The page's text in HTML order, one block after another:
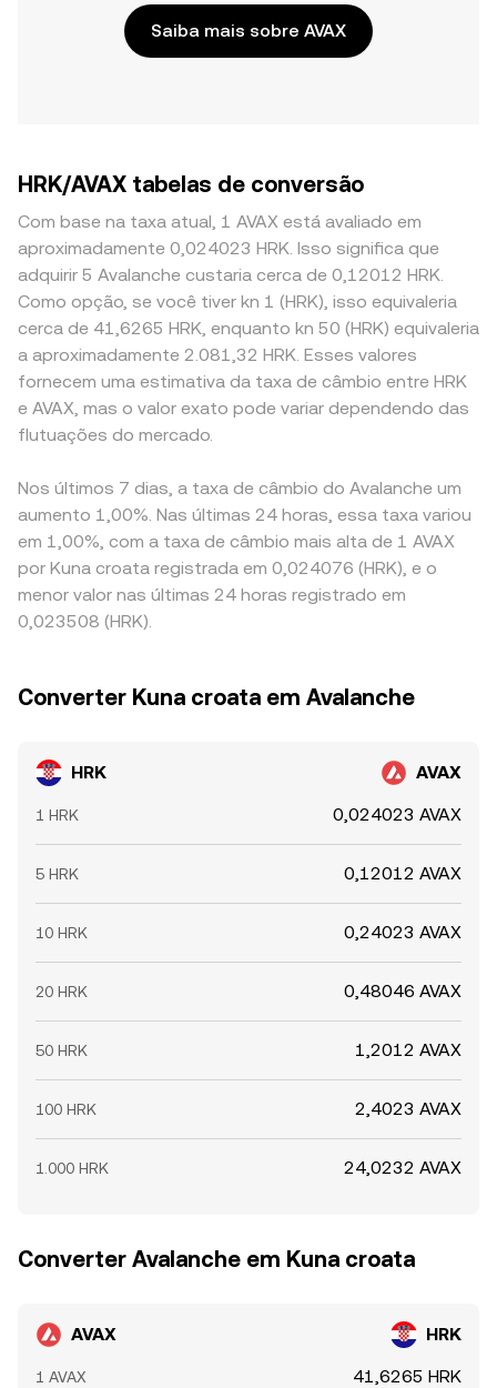
Saiba mais sobre AVAX
HRK/AVAX tabelas de conversão
Com base na taxa atual, 1 AVAX está avaliado em
aproximadamente 0,024023 HRK. Isso significa que
adquirir 5 Avalanche custaria cerca de 0,12012 HRK.
Como opção, se você tiver kn 1 (HRK), isso equivaleria
cerca de 41,6265 HRK, enquanto kn 50 (HRK) equivaleria
a aproximadamente 2.081,32 HRK. Esses valores
fornecem uma estimativa da taxa de câmbio entre HRK
e AVAX, mas o valor exato pode variar dependendo das
flutuações do mercado.
Nos últimos 7 dias, a taxa de câmbio do Avalanche um
aumento 1,00%. Nas últimas 24 horas, essa taxa variou
em 1,00%, com a taxa de câmbio mais alta de 1 AVAX
por Kuna croata registrada em 0,024076 (HRK), e o
menor valor nas últimas 24 horas registrado em
0,023508 (HRK).
Converter Kuna croata em Avalanche
HRK AVAX
1 HRK 0,024023 AVAX
5 HRK 0,12012 AVAX
10 HRK 0,24023 AVAX
20 HRK 0,48046 AVAX
50 HRK 1,2012 AVAX
100 HRK 2,4023 AVAX
1.000 HRK 24,0232 AVAX
Converter Avalanche em Kuna croata
AVAX HRK
1 AVAX 41,6265 HRK